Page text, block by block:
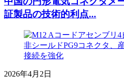
証製品の技術的利点...
2026年4月2日